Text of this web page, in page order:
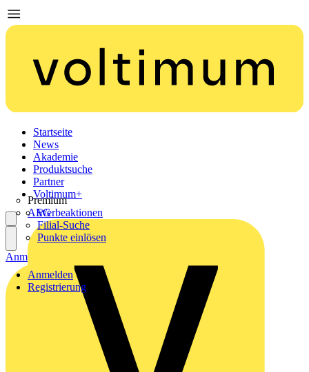
Startseite
News
Akademie
Produktsuche
Partner
Premium
AEG
Voltimum+
Werbeaktionen
Filial-Suche
Punkte einlösen
Anmelden
Registrierung
Anmelden